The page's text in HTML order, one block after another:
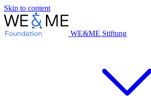
Skip to content
WE&ME Stiftung